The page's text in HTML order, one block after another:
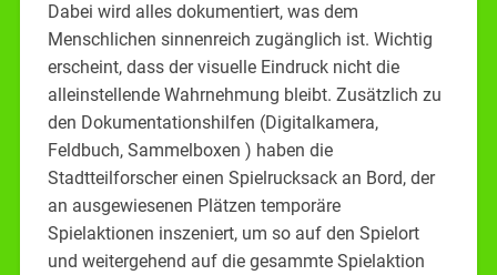
Dabei wird alles dokumentiert, was dem
Menschlichen sinnenreich zugänglich ist. Wichtig
erscheint, dass der visuelle Eindruck nicht die
alleinstellende Wahrnehmung bleibt. Zusätzlich zu
den Dokumentationshilfen (Digitalkamera,
Feldbuch, Sammelboxen ) haben die
Stadtteilforscher einen Spielrucksack an Bord, der
an ausgewiesenen Plätzen temporäre
Spielaktionen inszeniert, um so auf den Spielort
und weitergehend auf die gesammte Spielaktion